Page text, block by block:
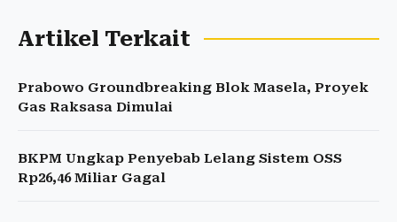
Artikel Terkait
Prabowo Groundbreaking Blok Masela, Proyek
Gas Raksasa Dimulai
BKPM Ungkap Penyebab Lelang Sistem OSS
Rp26,46 Miliar Gagal